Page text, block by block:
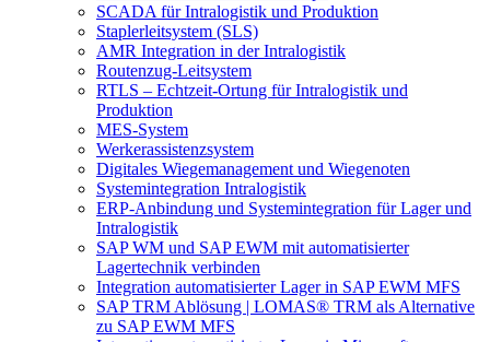
SCADA für Intralogistik und Produktion
Staplerleitsystem (SLS)
AMR Integration in der Intralogistik
Routenzug-Leitsystem
RTLS – Echtzeit-Ortung für Intralogistik und
Produktion
MES-System
Werkerassistenzsystem
Digitales Wiegemanagement und Wiegenoten
Systemintegration Intralogistik
ERP-Anbindung und Systemintegration für Lager und
Intralogistik
SAP WM und SAP EWM mit automatisierter
Lagertechnik verbinden
Integration automatisierter Lager in SAP EWM MFS
SAP TRM Ablösung | LOMAS® TRM als Alternative
zu SAP EWM MFS